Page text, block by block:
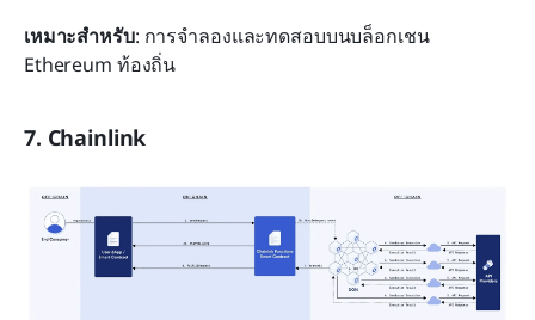
เหมาะสำหรับ: การจำลองและทดสอบบนบล็อกเชน
Ethereum ท้องถิ่น
7. Chainlink